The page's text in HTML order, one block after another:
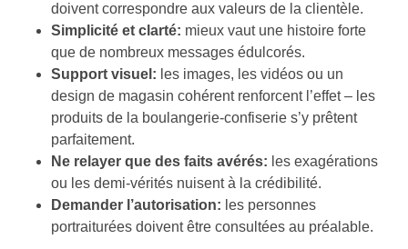
doivent correspondre aux valeurs de la clientèle.
Simplicité et clarté: mieux vaut une histoire forte
que de nombreux messages édulcorés.
Support visuel: les images, les vidéos ou un
design de magasin cohérent renforcent l’effet – les
produits de la boulangerie-confiserie s’y prêtent
parfaitement.
Ne relayer que des faits avérés: les exagérations
ou les demi-vérités nuisent à la crédibilité.
Demander l’autorisation: les personnes
portraiturées doivent être consultées au préalable.